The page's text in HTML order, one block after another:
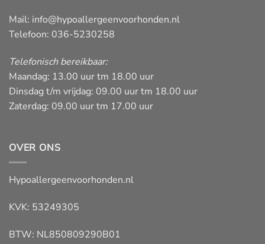
Mail: info@hypoallergeenvoorhonden.nl
Telefoon: 036-5230258
Telefonisch bereikbaar:
Maandag: 13.00 uur tm 18.00 uur
Dinsdag t/m vrijdag: 09.00 uur tm 18.00 uur
Zaterdag: 09.00 uur tm 17.00 uur
OVER ONS
Hypoallergeenvoorhonden.nl
KVK: 53249305
BTW: NL850809290B01